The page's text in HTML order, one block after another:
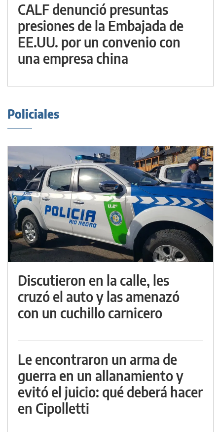
CALF denunció presuntas
presiones de la Embajada de
EE.UU. por un convenio con
una empresa china
Policiales
Discutieron en la calle, les
cruzó el auto y las amenazó
con un cuchillo carnicero
Le encontraron un arma de
guerra en un allanamiento y
evitó el juicio: qué deberá hacer
en Cipolletti